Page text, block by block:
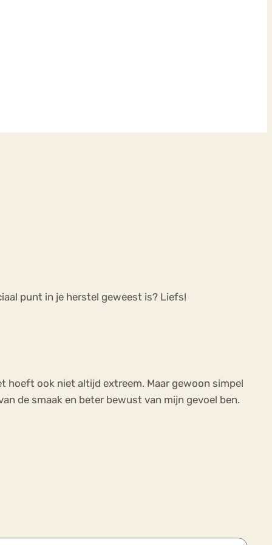
punt in je herstel geweest is? Liefs!
hoeft ook niet altijd extreem. Maar gewoon simpel
de smaak en beter bewust van mijn gevoel ben.